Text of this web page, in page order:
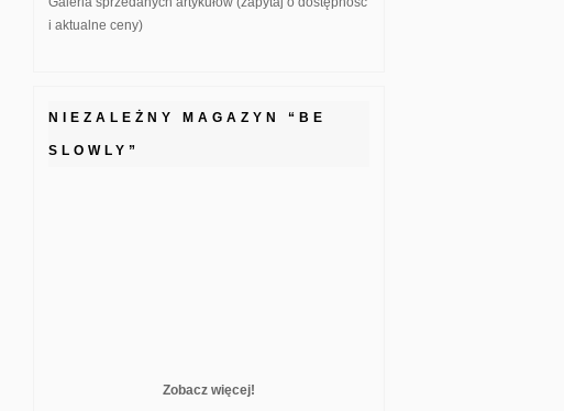
i aktualne ceny)
NIEZALEŻNY MAGAZYN “BE
SLOWLY”
Zobacz więcej!